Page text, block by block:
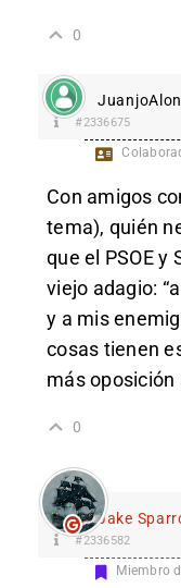
0
JuanjoAlon
#2336675
Con amigos
tema), quién
que el PSOE y
viejo adagio:
y a mis
cosas tienen
más oposición
0
Jake
#2336582
Miembro